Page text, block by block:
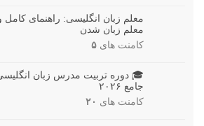
معلم زبان انگلیسی: راهنمای کامل
معلم زبان شدن
کامنت های ۵
🎓 دوره تربیت مدرس زبان
جامع ۲۰۲۶
کامنت های ۲۰